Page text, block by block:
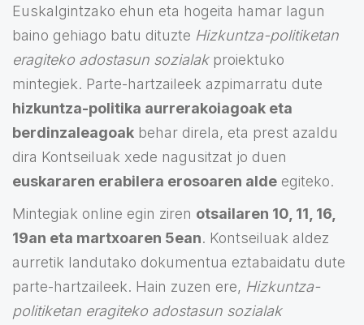
Euskalgintzako ehun eta hogeita hamar lagun
baino gehiago batu dituzte Hizkuntza-politiketan
eragiteko adostasun sozialakproiektuko
mintegiek. Parte-hartzaileek azpimarratu dute
hizkuntza-politika aurrerakoiagoak eta
berdinzaleagoak behar direla, eta prest azaldu
dira Kontseiluak xede nagusitzat jo duen
euskararen erabilera erosoaren alde egiteko.
Mintegiak online egin ziren otsailaren 10, 11, 16,
19an eta martxoaren 5ean. Kontseiluak aldez
aurretik landutako dokumentua eztabaidatu dute
parte-hartzaileek. Hain zuzen ere, Hizkuntza-
politiketan eragiteko adostasun sozialak